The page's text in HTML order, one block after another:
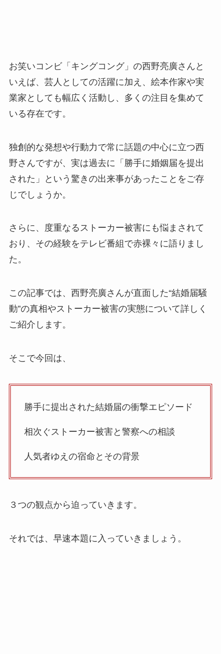
お笑いコンビ「キングコング」の西野亮廣さんと
いえば、芸人としての活躍に加え、絵本作家や実
業家としても幅広く活動し、多くの注目を集めて
いる存在です。
独創的な発想や行動力で常に話題の中心に立つ西
野さんですが、実は過去に「勝手に婚姻届を提出
された」という驚きの出来事があったことをご存
じでしょうか。
さらに、度重なるストーカー被害にも悩まされて
おり、その経験をテレビ番組で赤裸々に語りまし
た。
この記事では、西野亮廣さんが直面した“結婚届騒
動”の真相やストーカー被害の実態について詳しく
ご紹介します。
そこで今回は、
勝手に提出された結婚届の衝撃エピソード
相次ぐストーカー被害と警察への相談
人気者ゆえの宿命とその背景
３つの観点から迫っていきます。
それでは、早速本題に入っていきましょう。